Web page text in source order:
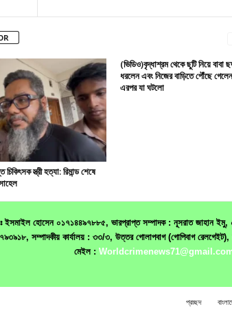
স্ত্রী হত্যা: রিমান্ড শেষে
(ভিডিও)বৃদ্ধাশ্রম থেকে ছুটি নিয়ে বাবা
ধরলেন এবং নিজের বাড়িতে পৌঁছে
এরপর যা ঘটলো
ইসমাইল হোসেন ০১৭১৪৪৯৭৮৮৫, ভারপ্রাপ্ত সম্পাদক : নূসরাত জাহান
সম্পাদকীয় কার্যালয় : ৩৩/৩, উত্তর গোলাপবাগ (গোপিবাগ
মেইল :
প্রচ্ছদ